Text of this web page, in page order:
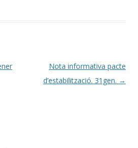
Nota informativa pacte
d’estabilització. 31gen. →